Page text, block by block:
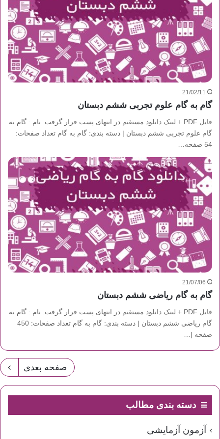
21/02/11
گام به گام علوم تجربی ششم دبستان
فایل PDF + لینک دانلود مستقیم در انتهای پست قرار گرفت. نام : گام به
گام علوم تجربی ششم دبستان | دسته بندی: گام به گام تعداد صفحات:
54 صفحه…
21/07/06
گام به گام ریاضی ششم دبستان
فایل PDF + لینک دانلود مستقیم در انتهای پست قرار گرفت. نام : گام به
گام ریاضی ششم دبستان | دسته بندی: گام به گام تعداد صفحات: 450
صفحه |…
صفحه بعدی
دسته بندی مطالب
آزمون آزمایشی